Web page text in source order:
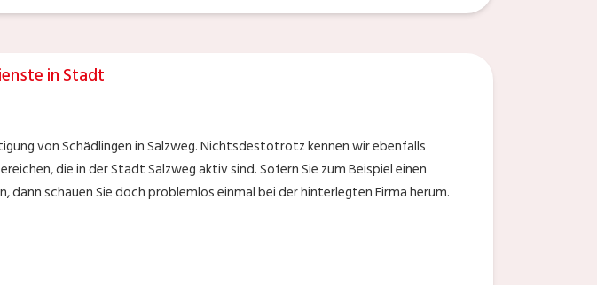
in Stadt
von Schädlingen in Salzweg. Nichtsdestotrotz kennen wir ebenfalls
die in der Stadt Salzweg aktiv sind. Sofern Sie zum Beispiel einen
dann schauen Sie doch problemlos einmal bei der hinterlegten Firma herum.